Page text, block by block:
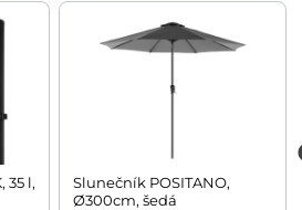
35 l,
Slunečník POSITANO,
Ø300cm, šedá